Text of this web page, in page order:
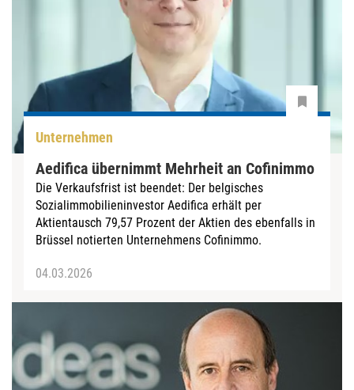
Unternehmen
Aedifica übernimmt Mehrheit an Cofinimmo
Die Verkaufsfrist ist beendet: Der belgisches
Sozialimmobilieninvestor Aedifica erhält per
Aktientausch 79,57 Prozent der Aktien des ebenfalls in
Brüssel notierten Unternehmens Cofinimmo.
04.03.2026